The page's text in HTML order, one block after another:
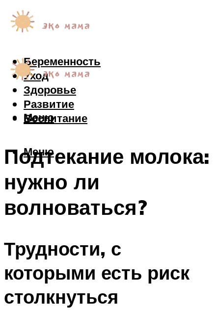
Беременность
Уход
Здоровье
Развитие
Воспитание
Меню
Меню
Подтекание молока:
нужно ли
волноваться?
Трудности, с
которыми есть риск
столкнуться